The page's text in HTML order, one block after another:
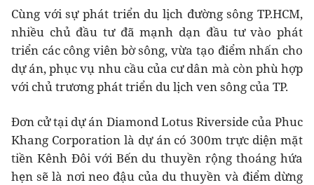
Cùng với sự phát triển du lịch đường sông TP.HCM,
nhiều chủ đầu tư đã mạnh dạn đầu tư vào phát
triển các công viên bờ sông, vừa tạo điểm nhấn cho
dự án, phục vụ nhu cầu của cư dân mà còn phù hợp
với chủ trương phát triển du lịch ven sông của TP.
Đơn cử tại dự án Diamond Lotus Riverside của Phuc
Khang Corporation là dự án có 300m trực diện mặt
tiền Kênh Đôi với Bến du thuyền rộng thoáng hứa
hẹn sẽ là nơi neo đậu của du thuyền và điểm dừng